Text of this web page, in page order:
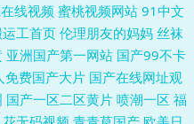
线视频 蜜桃视频网站 91中文
工首页伦理朋友的妈妈 丝袜
亚洲国产第一网站 国产99不卡
免费国产大片 国产在线网址观
国产一区二区黄片 喷潮一区 福